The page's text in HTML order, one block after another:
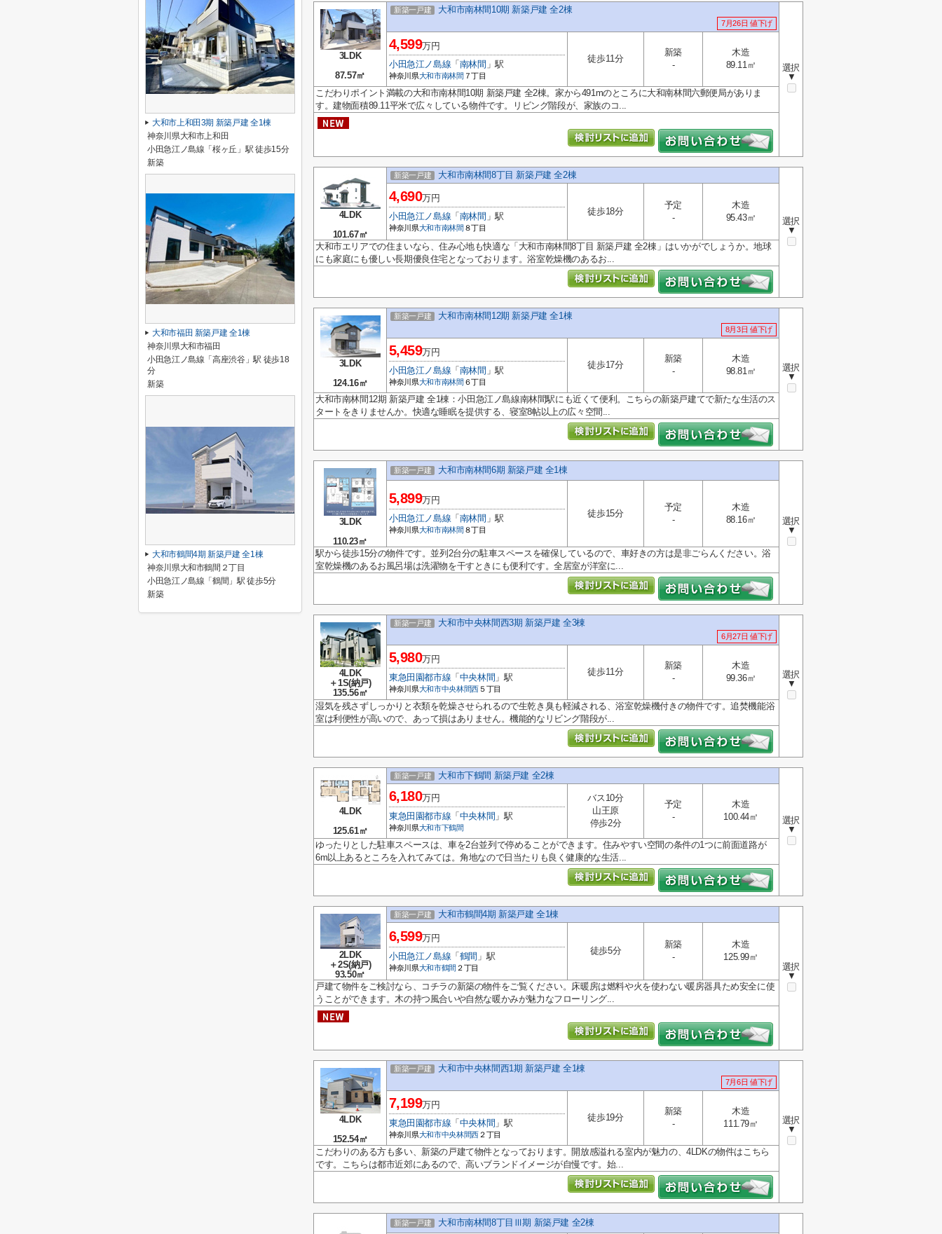
3LDK
87.57㎡
新築一戸建 大和市南林間10期 新築戸建 全2棟
7月26日 値下げ
選択
▼
4,599万円
小田急江ノ島線 「 南林間 」駅
神奈川県大和市南林間 ７丁目
徒歩11分
新築
-
木造
89.11㎡
こだわりポイント満載の大和市南林間10期 新築戸建 全2棟。家から491mのところに大和南林間六郵便局がありま
す。建物面積89.11平米で広々している物件です。リビング階段が、家族のコ...
4LDK
101.67㎡
新築一戸建 大和市南林間8丁目 新築戸建 全2棟
選択
▼
4,690万円
小田急江ノ島線 「 南林間 」駅
神奈川県大和市南林間 ８丁目
徒歩18分
予定
-
木造
95.43㎡
大和市エリアでの住まいなら、住み心地も快適な「大和市南林間8丁目 新築戸建 全2棟」はいかがでしょうか。地球
にも家庭にも優しい長期優良住宅となっております。浴室乾燥機のあるお...
3LDK
124.16㎡
新築一戸建 大和市南林間12期 新築戸建 全1棟
8月3日 値下げ
選択
▼
5,459万円
小田急江ノ島線 「 南林間 」駅
神奈川県大和市南林間 ６丁目
徒歩17分
新築
-
木造
98.81㎡
大和市南林間12期 新築戸建 全1棟：小田急江ノ島線南林間駅にも近くて便利。こちらの新築戸建てで新たな生活のス
タートをきりませんか。快適な睡眠を提供する、寝室8帖以上の広々空間...
3LDK
110.23㎡
新築一戸建 大和市南林間6期 新築戸建 全1棟
選択
▼
5,899万円
小田急江ノ島線 「 南林間 」駅
神奈川県大和市南林間 ８丁目
徒歩15分
予定
-
木造
88.16㎡
駅から徒歩15分の物件です。並列2台分の駐車スペースを確保しているので、車好きの方は是非ごらんください。浴
室乾燥機のあるお風呂場は洗濯物を干すときにも便利です。全居室が洋室に...
4LDK
＋1S(納戸)
135.56㎡
新築一戸建 大和市中央林間西3期 新築戸建 全3棟
6月27日 値下げ
選択
▼
5,980万円
東急田園都市線 「 中央林間 」駅
神奈川県大和市中央林間西５丁目
徒歩11分
新築
-
木造
99.36㎡
湿気を残さずしっかりと衣類を乾燥させられるので生乾き臭も軽減される、浴室乾燥機付きの物件です。追焚機能浴
室は利便性が高いので、あって損はありません。機能的なリビング階段が...
4LDK
125.61㎡
新築一戸建 大和市下鶴間 新築戸建 全2棟
選択
▼
6,180万円
東急田園都市線 「 中央林間 」駅
神奈川県大和市下鶴間
バス10分
山王原
停歩2分
予定
-
木造
100.44㎡
ゆったりとした駐車スペースは、車を2台並列で停めることができます。住みやすい空間の条件の1つに前面道路が
6m以上あるところを入れてみては。角地なので日当たりも良く健康的な生活...
2LDK
＋2S(納戸)
93.50㎡
新築一戸建 大和市鶴間4期 新築戸建 全1棟
選択
▼
6,599万円
小田急江ノ島線 「 鶴間 」駅
神奈川県大和市鶴間 ２丁目
徒歩5分
新築
-
木造
125.99㎡
戸建て物件をご検討なら、コチラの新築の物件をご覧ください。床暖房は燃料や火を使わない暖房器具ため安全に使
うことができます。木の持つ風合いや自然な暖かみが魅力なフローリング...
4LDK
152.54㎡
新築一戸建 大和市中央林間西1期 新築戸建 全1棟
7月6日 値下げ
選択
▼
7,199万円
東急田園都市線 「 中央林間 」駅
神奈川県大和市中央林間西２丁目
徒歩19分
新築
-
木造
111.79㎡
こだわりのある方も多い、新築の戸建て物件となっております。開放感溢れる室内が魅力の、4LDKの物件はこちら
です。こちらは都市近郊にあるので、高いブランドイメージが自慢です。始...
新築一戸建 大和市南林間8丁目Ⅲ期 新築戸建 全2棟
大和市上和田3期 新築戸建 全1棟
神奈川県大和市上和田
小田急江ノ島線「桜ヶ丘」駅 徒歩15分
新築
大和市福田 新築戸建 全1棟
神奈川県大和市福田
小田急江ノ島線「高座渋谷」駅 徒歩18
分
新築
大和市鶴間4期 新築戸建 全1棟
神奈川県大和市鶴間２丁目
小田急江ノ島線「鶴間」駅 徒歩5分
新築